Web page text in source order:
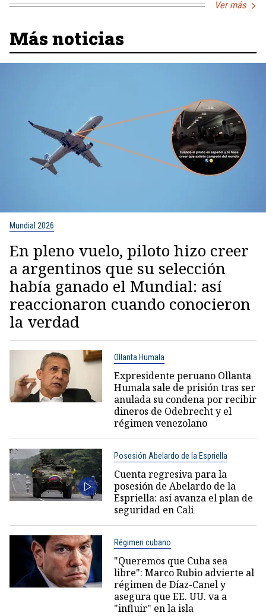
Ver más
Más noticias
Mundial 2026
En pleno vuelo, piloto hizo creer
a argentinos que su selección
había ganado el Mundial: así
reaccionaron cuando conocieron
la verdad
Ollanta Humala
Expresidente peruano Ollanta
Humala sale de prisión tras ser
anulada su condena por recibir
dineros de Odebrecht y el
régimen venezolano
Posesión Abelardo de la Espriella
Cuenta regresiva para la
posesión de Abelardo de la
Espriella: así avanza el plan de
seguridad en Cali
Régimen cubano
"Queremos que Cuba sea
libre": Marco Rubio advierte al
régimen de Díaz-Canel y
asegura que EE. UU. va a
"influir" en la isla